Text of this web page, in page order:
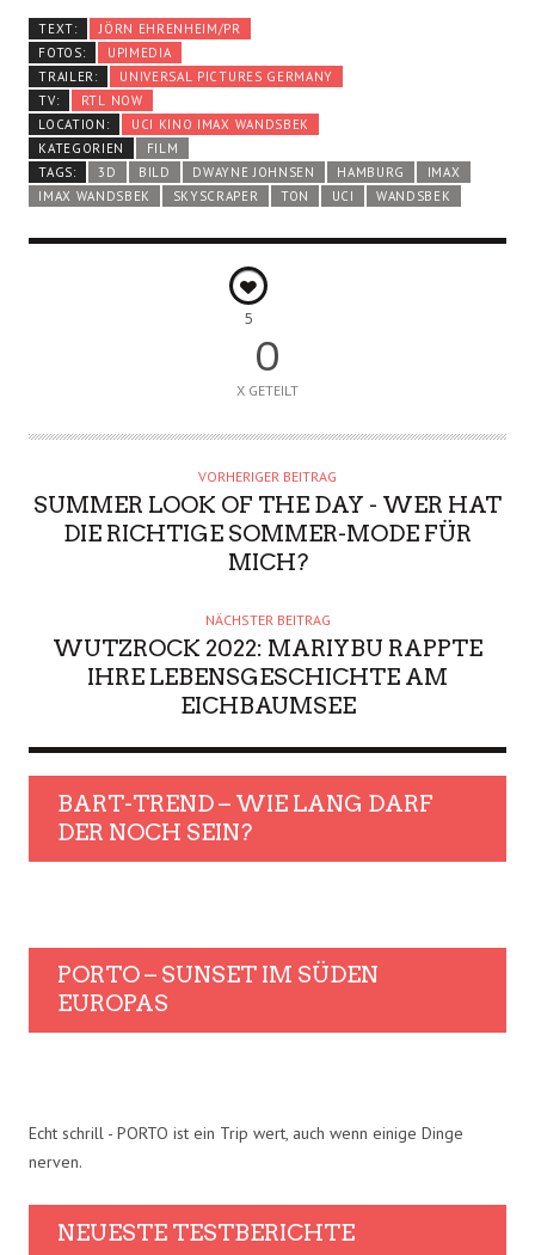
TEXT:
JÖRN EHRENHEIM/PR
FOTOS:
UPIMEDIA
TRAILER:
UNIVERSAL PICTURES GERMANY
TV:
RTL NOW
LOCATION:
UCI KINO IMAX WANDSBEK
KATEGORIEN
FILM
TAGS:
3D BILD DWAYNE JOHNSEN HAMBURG
IMAX
IMAX WANDSBEK
SKYSCRAPER TON UCI WANDSBEK
5
0
X GETEILT
VORHERIGER BEITRAG
SUMMER LOOK OF THE DAY - WER HAT
DIE RICHTIGE SOMMER-MODE FÜR
MICH?
NÄCHSTER BEITRAG
WUTZROCK 2022: MARIYBU RAPPTE
IHRE LEBENSGESCHICHTE AM
EICHBAUMSEE
BART-TREND – WIE LANG DARF
DER NOCH SEIN?
PORTO – SUNSET IM SÜDEN
EUROPAS
Echt schrill - PORTO ist ein Trip wert, auch wenn einige Dinge
nerven.
NEUESTE TESTBERICHTE